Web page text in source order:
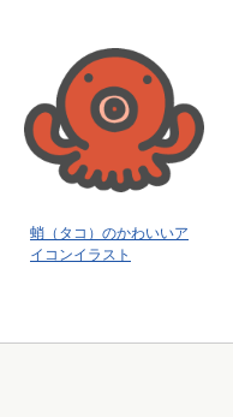
蛸（タコ）のかわいいア
イコンイラスト